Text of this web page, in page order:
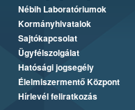
Nébih Laboratóriumok
Kormányhivatalok
Sajtókapcsolat
Ügyfélszolgálat
Hatósági jogsegély
Élelmiszermentő Központ
Hírlevél feliratkozás